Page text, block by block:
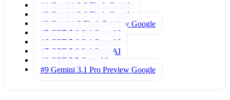
#1 Gemini 3.6 Flash
Google
#2 Gemini 3.6 Flash
Google
#3 Gemini 3 Flash Preview Google
#5 GPT-5.6 Sol OpenAI
#6 GPT-5.6 Sol OpenAI
#7 GPT-5.6 Sol OpenAI
#8 GPT-5.5 OpenAI
#9 Gemini 3.1 Pro Preview Google